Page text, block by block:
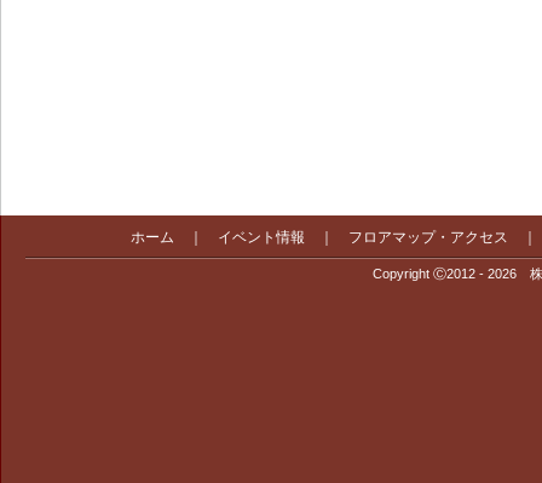
ホーム イベント情報 フロアマップ・アクセス
Copyright Ⓒ2012 - 2026 株